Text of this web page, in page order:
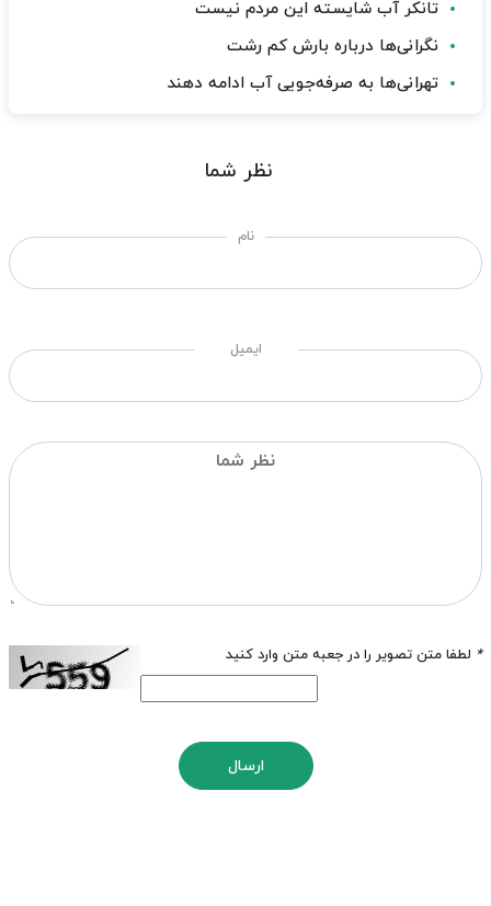
تانکر آب شایسته این مردم نیست
نگرانی‌ها درباره بارش کم رشت
تهرانی‌ها به صرفه‌جویی آب ادامه دهند
نظر شما
نام
ایمیل
* لطفا متن تصویر را در جعبه متن وارد کنید
ارسال